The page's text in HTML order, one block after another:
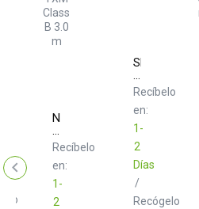
Neo
d+
TXM
Class
B
3.0
m
Recíbelo
en:
1-
2
Skum
Acoustics
Fotter
HL
Recíbelo
en:
1-
2
Días
/
Recógelo